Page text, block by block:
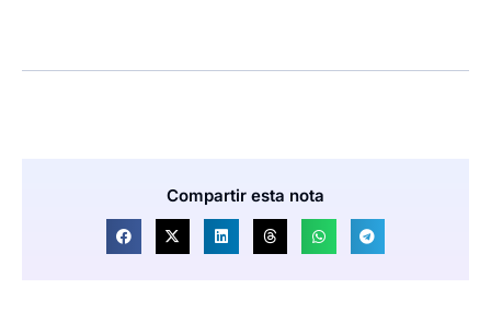
Compartir esta nota